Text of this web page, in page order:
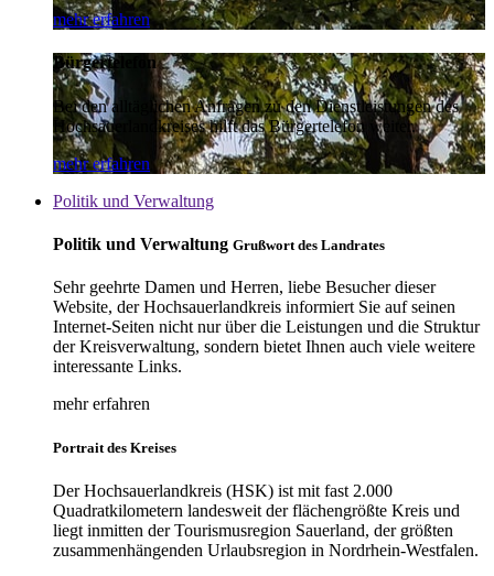
mehr erfahren
Bürgertelefon
Bei den alltäglichen Anfragen zu den Dienstleistungen des
Hochsauerlandkreises hilft das Bürgertelefon weiter.
mehr erfahren
Politik und Verwaltung
Politik und Verwaltung Grußwort des Landrates
Sehr geehrte Damen und Herren, liebe Besucher dieser
Website, der Hochsauerlandkreis informiert Sie auf seinen
Internet-Seiten nicht nur über die Leistungen und die Struktur
der Kreisverwaltung, sondern bietet Ihnen auch viele weitere
interessante Links.
mehr erfahren
Portrait des Kreises
Der Hochsauerlandkreis (HSK) ist mit fast 2.000
Quadratkilometern landesweit der flächengrößte Kreis und
liegt inmitten der Tourismusregion Sauerland, der größten
zusammenhängenden Urlaubsregion in Nordrhein-Westfalen.